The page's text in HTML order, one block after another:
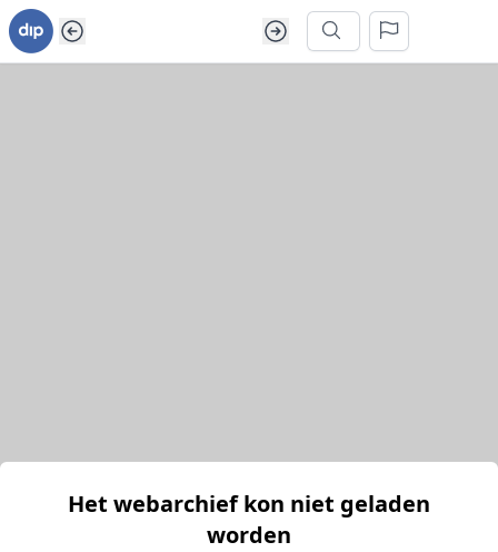
Ga naar inhoud van webarchief
Zoek in dit webarchief
Het webarchief kon niet geladen
worden